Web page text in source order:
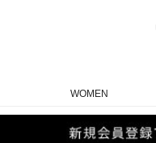
WOMEN